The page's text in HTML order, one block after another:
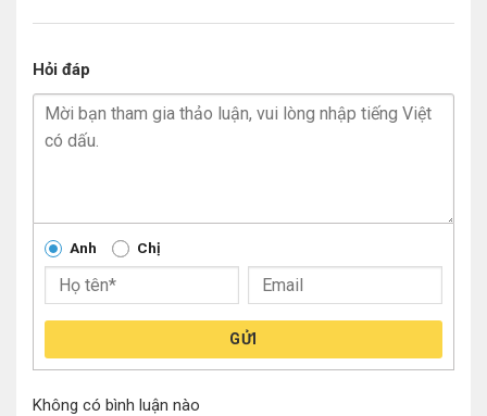
Hỏi đáp
Anh Chị
GỬI
Không có bình luận nào